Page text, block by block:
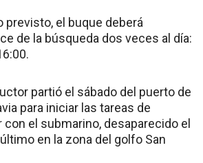
previsto, el buque deberá
de la búsqueda dos veces al día:
partió el sábado del puerto de
para iniciar las tareas de
con el submarino, desaparecido el
en la zona del golfo San